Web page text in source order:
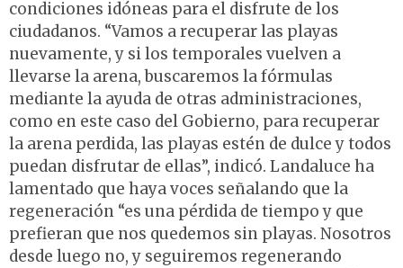
condiciones idóneas para el disfrute de los
ciudadanos. “Vamos a recuperar las playas
nuevamente, y si los temporales vuelven a
llevarse la arena, buscaremos la fórmulas
mediante la ayuda de otras administraciones,
como en este caso del Gobierno, para recuperar
la arena perdida, las playas estén de dulce y todos
puedan disfrutar de ellas”, indicó. Landaluce ha
lamentado que haya voces señalando que la
regeneración “es una pérdida de tiempo y que
prefieran que nos quedemos sin playas. Nosotros
desde luego no, y seguiremos regenerando